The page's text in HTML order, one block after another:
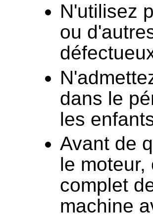
N'utilisez
ou
dans le
les
Avant de
le
complet
machine